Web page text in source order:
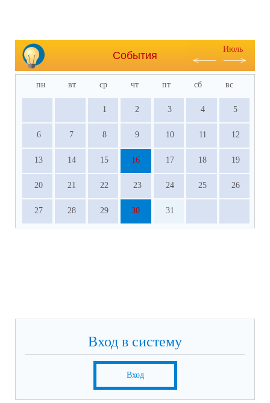
События
Июль
пн вт ср чт пт сб вс
1 2 3 4 5
6 7 8 9 10 11 12
13 14 15 16 17 18 19
20 21 22 23 24 25 26
27 28 29 30 31
Вход в систему
Вход